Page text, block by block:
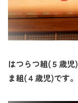
はつらつ組(５歳児)
ま組(４歳児)です。